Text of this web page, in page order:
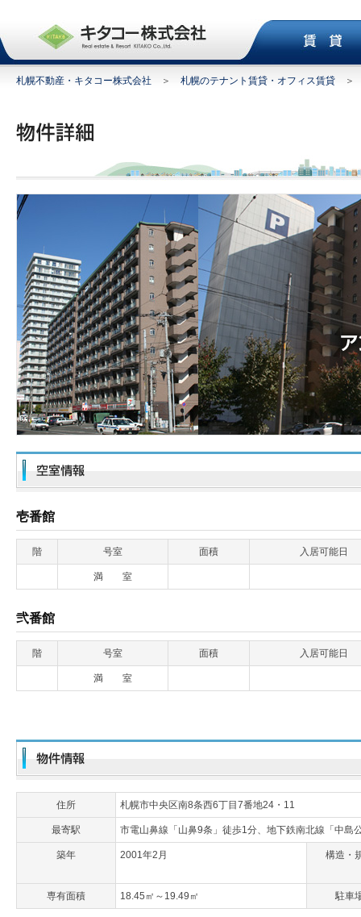
札幌不動産・キタコー株式会社 ＞ 札幌のテナント賃貸・オフィス賃貸 ＞
壱番館
階 号室 面積 入居可能日
満 室
弐番館
階 号室 面積 入居可能日
満 室
住所 札幌市中央区南8条西6丁目7番地24・11
最寄駅 市電山鼻線「山鼻9条」徒歩1分、地下鉄南北線「中島
築年 2001年2月 構造・
専有面積 18.45㎡～19.49㎡ 駐車